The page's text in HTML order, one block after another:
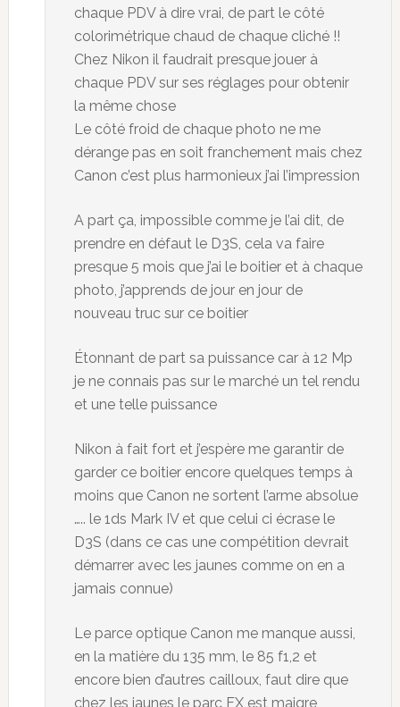
chaque PDV à dire vrai, de part le côté
colorimétrique chaud de chaque cliché !!
Chez Nikon il faudrait presque jouer à
chaque PDV sur ses réglages pour obtenir
la même chose
Le côté froid de chaque photo ne me
dérange pas en soit franchement mais chez
Canon c’est plus harmonieux j’ai l’impression
A part ça, impossible comme je l’ai dit, de
prendre en défaut le D3S, cela va faire
presque 5 mois que j’ai le boitier et à chaque
photo, j’apprends de jour en jour de
nouveau truc sur ce boitier
Étonnant de part sa puissance car à 12 Mp
je ne connais pas sur le marché un tel rendu
et une telle puissance
Nikon à fait fort et j’espère me garantir de
garder ce boitier encore quelques temps à
moins que Canon ne sortent l’arme absolue
….. le 1ds Mark IV et que celui ci écrase le
D3S (dans ce cas une compétition devrait
démarrer avec les jaunes comme on en a
jamais connue)
Le parce optique Canon me manque aussi,
en la matière du 135 mm, le 85 f1,2 et
encore bien d’autres cailloux, faut dire que
chez les jaunes le parc FX est maigre